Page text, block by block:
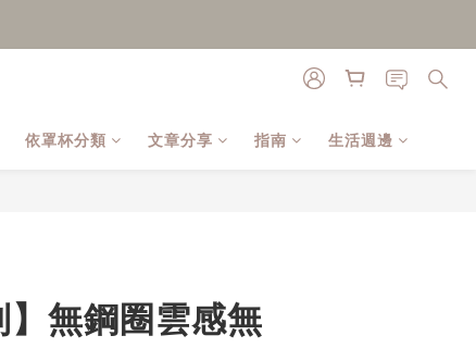
依罩杯分類 文章分享 指南 生活週邊
】無鋼圈雲感無